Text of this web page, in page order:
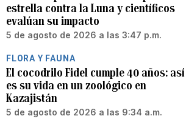
estrella contra la Luna y científicos
evalúan su impacto
5 de agosto de 2026 a las 3:47 p.m.
FLORA Y FAUNA
El cocodrilo Fidel cumple 40 años: así
es su vida en un zoológico en
Kazajistán
5 de agosto de 2026 a las 9:34 a.m.